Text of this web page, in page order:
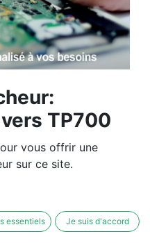
TP700
de
un
vous offrir une
sur ce site.
essentiels Je suis d'accord